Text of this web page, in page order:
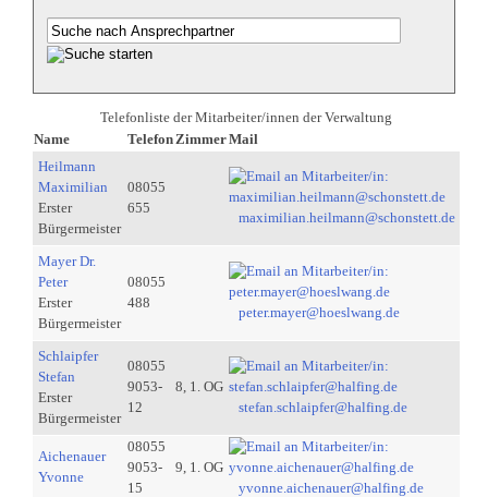
Telefonliste der Mitarbeiter/innen der Verwaltung
Name
Telefon ZimmerMail
Heilmann
Maximilian
Erster
Bürgermeister
08055
655
maximilian.heilmann@schonstett.de
Mayer Dr.
Peter
Erster
Bürgermeister
08055
488
peter.mayer@hoeslwang.de
Schlaipfer
Stefan
Erster
Bürgermeister
08055
9053-
12
8, 1. OG
stefan.schlaipfer@halfing.de
Aichenauer
Yvonne
08055
9053-
15
9, 1. OG
yvonne.aichenauer@halfing.de